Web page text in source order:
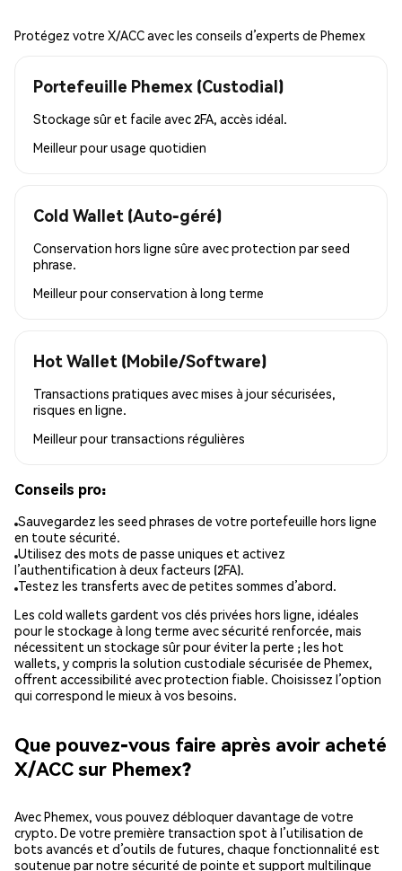
Protégez votre X/ACC avec les conseils d’experts de Phemex
Portefeuille Phemex (Custodial)
Stockage sûr et facile avec 2FA, accès idéal.
Meilleur pourusage quotidien
Cold Wallet (Auto-géré)
Conservation hors ligne sûre avec protection par seed
phrase.
Meilleur pourconservation à long terme
Hot Wallet (Mobile/Software)
Transactions pratiques avec mises à jour sécurisées,
risques en ligne.
Meilleur pour transactions régulières
Conseils pro:
Sauvegardez les seed phrases de votre portefeuille hors ligne
en toute sécurité.
Utilisez des mots de passe uniques et activez
l’authentification à deux facteurs (2FA).
Testez les transferts avec de petites sommes d’abord.
Les cold wallets gardent vos clés privées hors ligne, idéales
pour le stockage à long terme avec sécurité renforcée, mais
nécessitent un stockage sûr pour éviter la perte ; les hot
wallets, y compris la solution custodiale sécurisée de Phemex,
offrent accessibilité avec protection fiable. Choisissez l’option
qui correspond le mieux à vos besoins.
Que pouvez-vous faire après avoir acheté
X/ACC sur Phemex?
Avec Phemex, vous pouvez débloquer davantage de votre
crypto. De votre première transaction spot à l’utilisation de
bots avancés et d’outils de futures, chaque fonctionnalité est
soutenue par notre sécurité de pointe et support multilingue